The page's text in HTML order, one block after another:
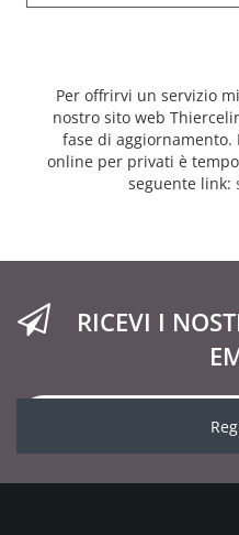
Per offrirvi un servizio
nostro sito web
fase di aggiornamento.
online per privati ​​è
seguente link:
RICEVI I